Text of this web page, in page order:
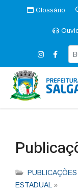
Glossário
ESTADUAL »